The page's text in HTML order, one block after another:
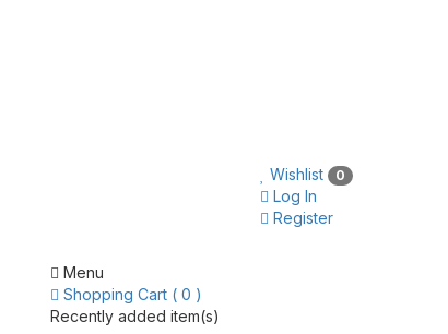
Wishlist 0
Log In
Register
Menu
Shopping Cart ( 0 )
Recently added item(s)